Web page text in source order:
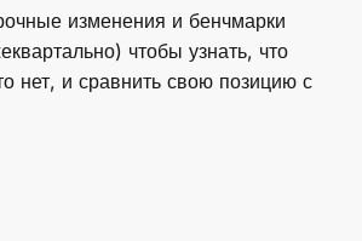
изменения и бенчмарки
чтобы узнать, что
нет, и сравнить свою позицию с